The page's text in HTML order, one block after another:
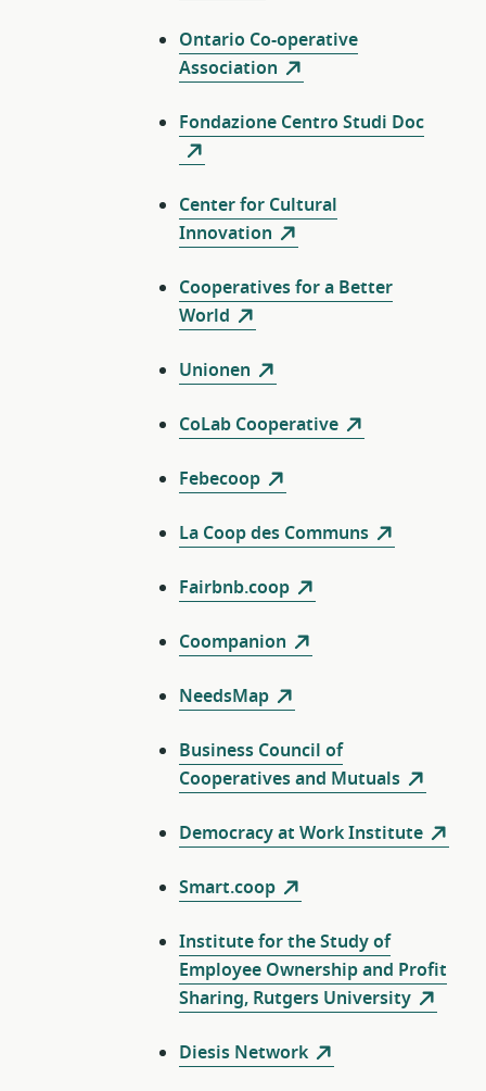
Ontario Co-operative
Association
Fondazione Centro Studi Doc
Center for Cultural
Innovation
Cooperatives for a Better
World
Unionen
CoLab Cooperative
Febecoop
La Coop des Communs
Fairbnb.coop
Coompanion
NeedsMap
Business Council of
Cooperatives and Mutuals
Democracy at Work Institute
Smart.coop
Institute for the Study of
Employee Ownership and Profit
Sharing, Rutgers University
Diesis Network